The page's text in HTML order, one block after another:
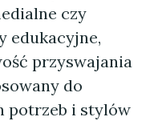
czy
edukacyjne,
przyswajania
do
potrzeb i stylów